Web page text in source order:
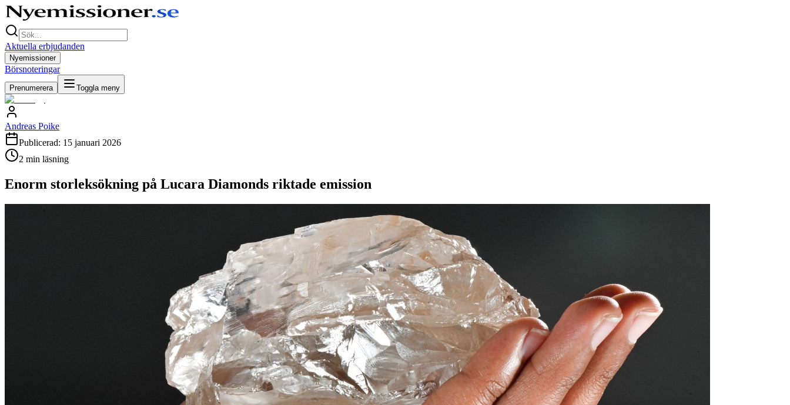
Aktuella erbjudanden
Nyemissioner
Börsnoteringar
Prenumerera Toggla meny
Andreas Poike
Publicerad: 15 januari 2026
2 min läsning
Enorm storleksökning på Lucara Diamonds riktade emission